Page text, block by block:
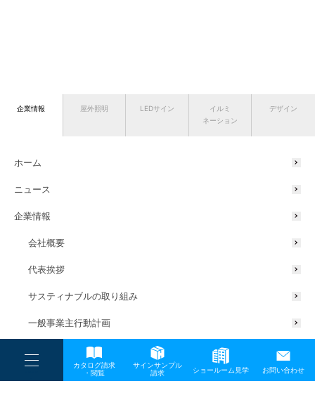
----
----
-
カタログ請求
・閲覧
サインサンプル
請求
ショールーム見学 お問い合わせ
企業情報 屋外照明 LEDサイン
イルミ
ネーション
デザイン
ホーム
ニュース
企業情報
会社概要
代表挨拶
サスティナブルの取り組み
一般事業主行動計画